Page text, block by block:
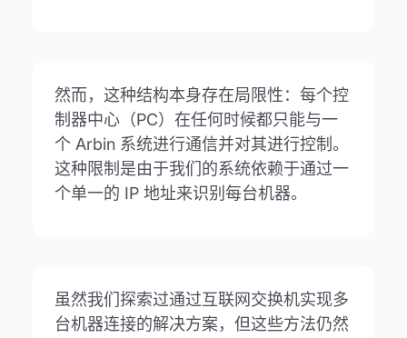
然而，这种结构本身存在局限性：每个控
制器中心（PC）在任何时候都只能与一
个 Arbin 系统进行通信并对其进行控制。
这种限制是由于我们的系统依赖于通过一
个单一的 IP 地址来识别每台机器。
虽然我们探索过通过互联网交换机实现多
台机器连接的解决方案，但这些方法仍然